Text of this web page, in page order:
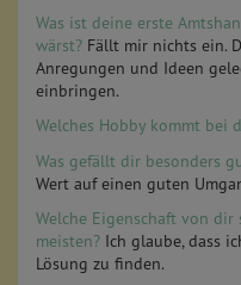
Was ist deine erste
wärst? Fällt mir nichts ein.
Anregungen und Ideen
einbringen.
Welches Hobby kommt bei
Was gefällt dir besonders
Wert auf einen guten
Welche Eigenschaft von
meisten? Ich glaube, dass
Lösung zu finden.